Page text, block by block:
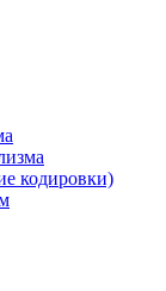
кодировки)